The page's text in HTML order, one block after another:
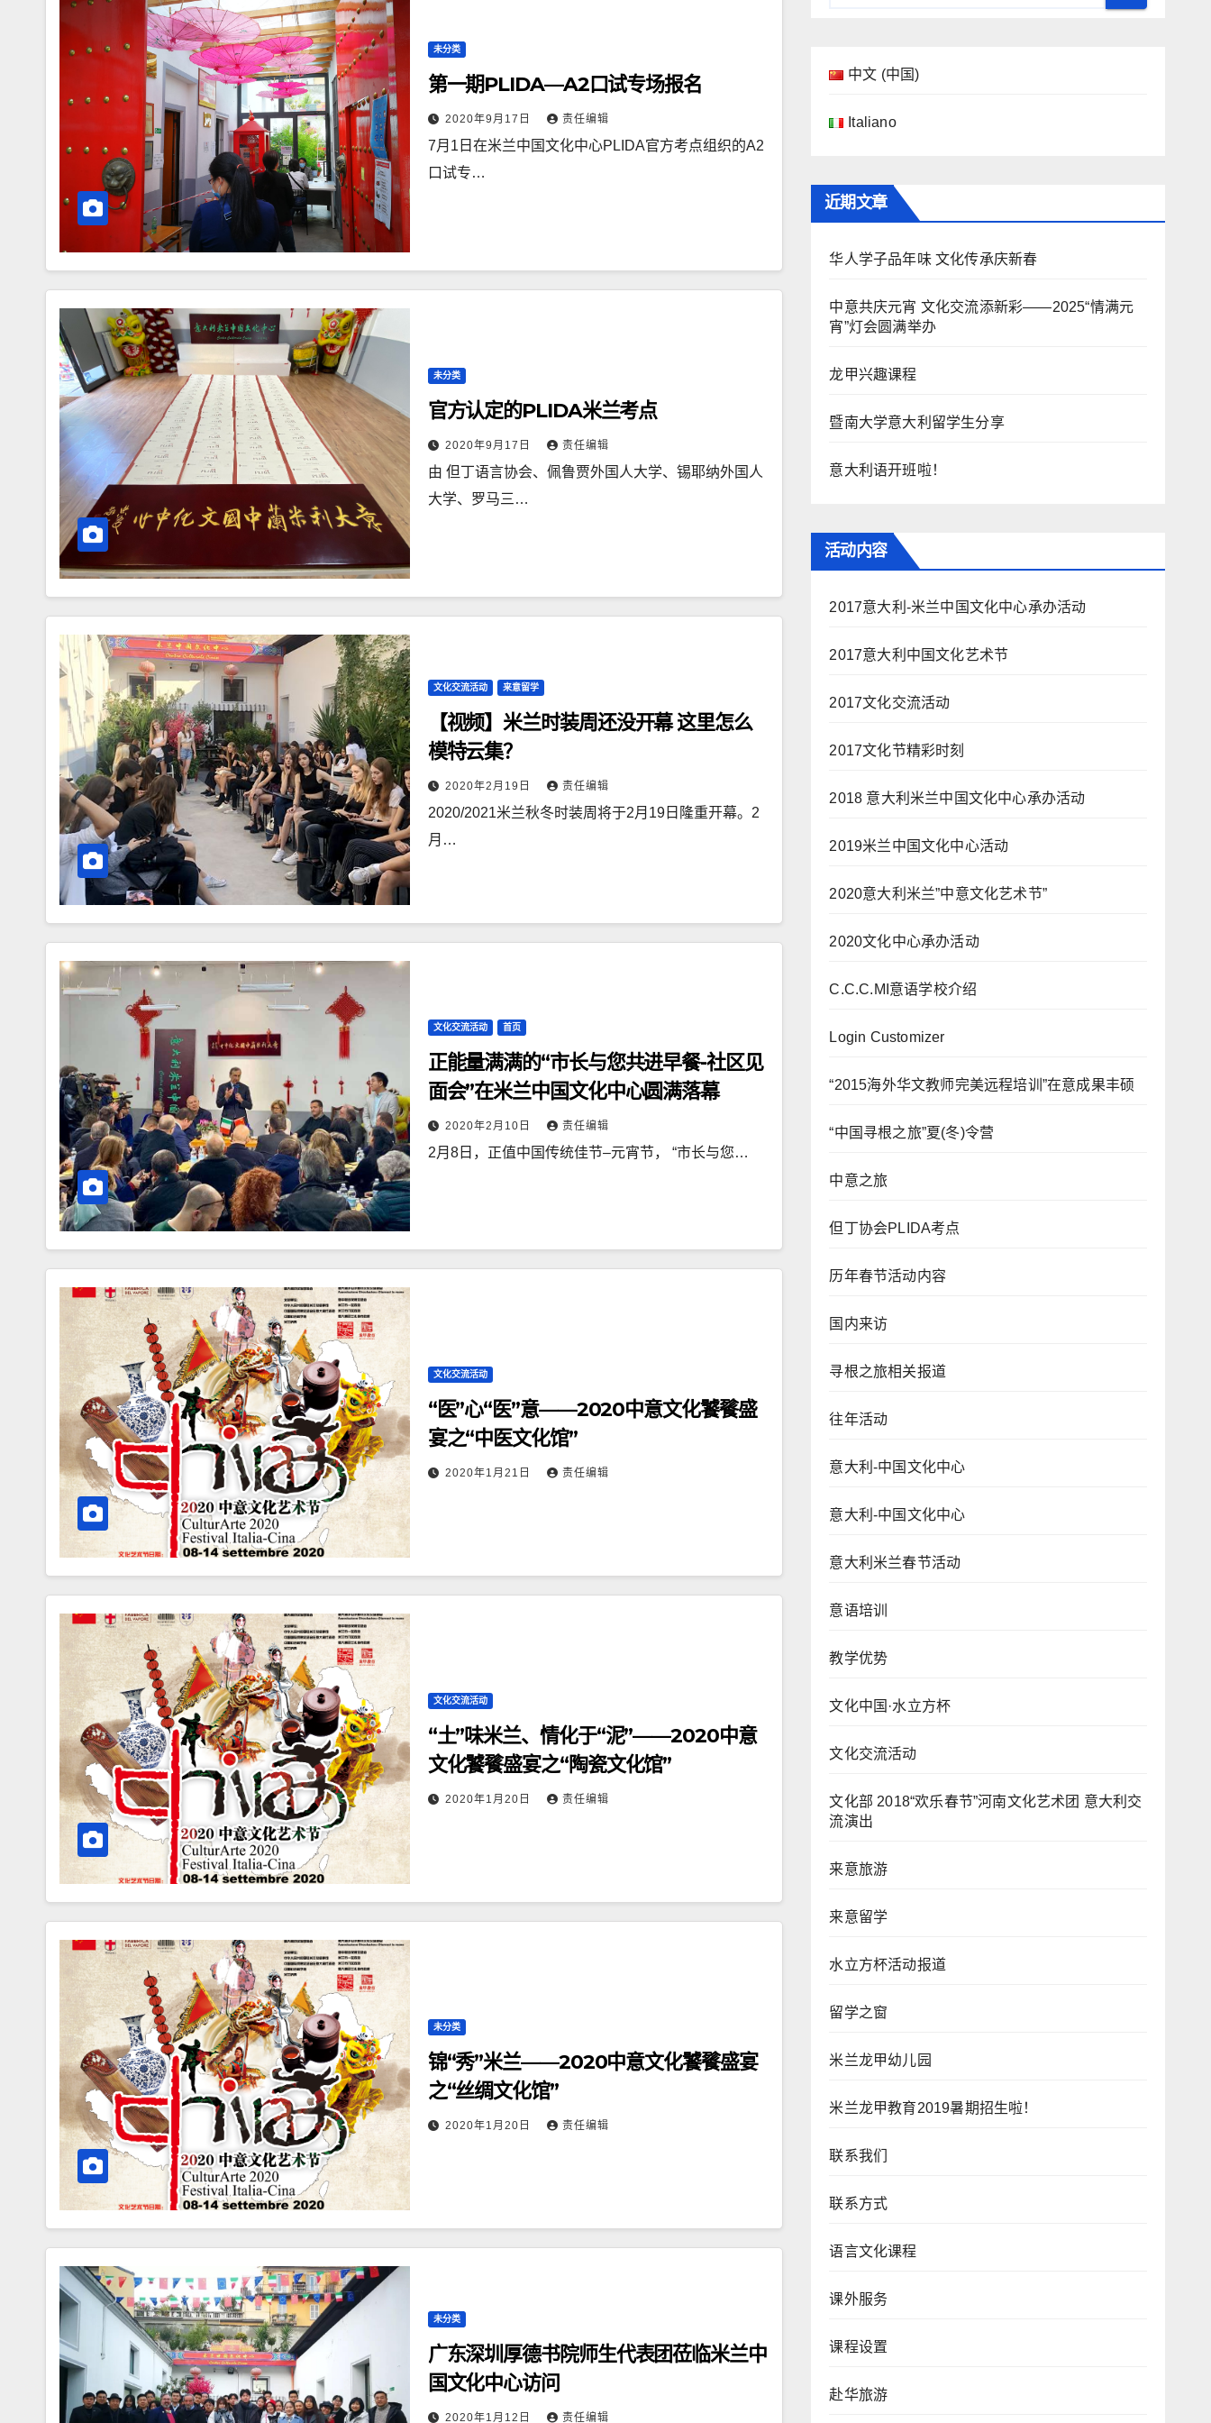
未分类
第一期PLIDA—A2口试专场报名
2020年9月17日 责任编辑
7月1日在米兰中国文化中心PLIDA官方考点组织的A2
口试专…
未分类
官方认定的PLIDA米兰考点
2020年9月17日 责任编辑
由 但丁语言协会、佩鲁贾外国人大学、锡耶纳外国人
大学、罗马三…
文化交流活动 来意留学
【视频】米兰时装周还没开幕 这里怎么
模特云集？
2020年2月19日 责任编辑
2020/2021米兰秋冬时装周将于2月19日隆重开幕。2
月…
文化交流活动 首页
正能量满满的“市长与您共进早餐-社区见
面会”在米兰中国文化中心圆满落幕
2020年2月10日 责任编辑
2月8日，正值中国传统佳节–元宵节， “市长与您…
文化交流活动
“医”心“医”意——2020中意文化饕餮盛
宴之“中医文化馆”
2020年1月21日 责任编辑
文化交流活动
“土”味米兰、情化于“泥”——2020中意
文化饕餮盛宴之“陶瓷文化馆”
2020年1月20日 责任编辑
未分类
锦“秀”米兰——2020中意文化饕餮盛宴
之“丝绸文化馆”
2020年1月20日 责任编辑
未分类
广东深圳厚德书院师生代表团莅临米兰中
国文化中心访问
2020年1月12日 责任编辑
中文 (中国)
Italiano
近期文章
华人学子品年味 文化传承庆新春
中意共庆元宵 文化交流添新彩——2025“情满元
宵”灯会圆满举办
龙甲兴趣课程
暨南大学意大利留学生分享
意大利语开班啦！
活动内容
2017意大利-米兰中国文化中心承办活动
2017意大利中国文化艺术节
2017文化交流活动
2017文化节精彩时刻
2018 意大利米兰中国文化中心承办活动
2019米兰中国文化中心活动
2020意大利米兰”中意文化艺术节”
2020文化中心承办活动
C.C.C.MI意语学校介绍
Login Customizer
“2015海外华文教师完美远程培训”在意成果丰硕
“中国寻根之旅”夏(冬)令营
中意之旅
但丁协会PLIDA考点
历年春节活动内容
国内来访
寻根之旅相关报道
往年活动
意大利-中国文化中心
意大利-中国文化中心
意大利米兰春节活动
意语培训
教学优势
文化中国·水立方杯
文化交流活动
文化部 2018“欢乐春节”河南文化艺术团 意大利交
流演出
来意旅游
来意留学
水立方杯活动报道
留学之窗
米兰龙甲幼儿园
米兰龙甲教育2019暑期招生啦！
联系我们
联系方式
语言文化课程
课外服务
课程设置
赴华旅游